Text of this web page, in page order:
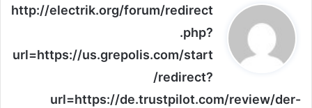
ي
و
ل
http://electrik.org/forum/redirect
.php?
url=https://us.grepolis.com/start
/redirect?
url=https://de.trustpilot.com/review/der-